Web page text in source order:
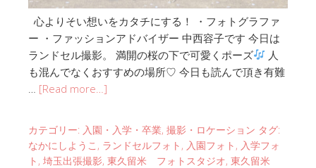
心よりそい想いをカタチにする！ ・フォトグラファ
ー ・ファッションアドバイザー 中西容子です 今日は
ランドセル撮影。 満開の桜の下で可愛くポーズ
人
も混んでなくおすすめの場所♡ 今日も読んで頂き有難
[Read more…]
カテゴリー: 入園・入学・卒業, 撮影・ロケーション タグ:
なかにしようこ , ランドセルフォト , 入園フォト , 入学フォ
ト , 埼玉出張撮影, 東久留米 フォトスタジオ, 東久留米